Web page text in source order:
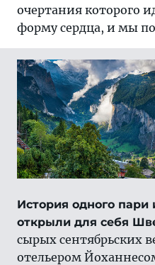
очертания которого
форму сердца, и мы
История одного
открыли для себя
сырых сентябрьских
отельером